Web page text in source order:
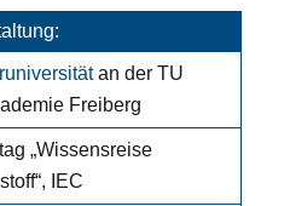
an der TU
Freiberg
„Wissensreise
IEC